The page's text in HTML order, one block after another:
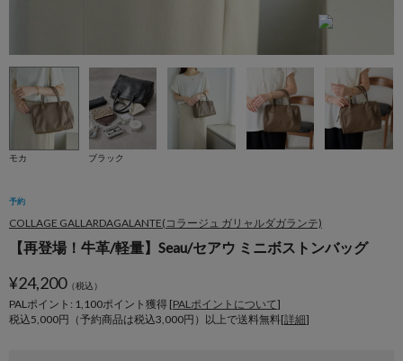
モカ ブラック
予約
COLLAGE GALLARDAGALANTE(コラージュ ガリャルダガランテ)
【再登場！牛革/軽量】Seau/セアウ ミニボストンバッグ
¥24,200（税込）
PALポイント: 1,100ポイント獲得 [PALポイントについて]
税込5,000円（予約商品は税込3,000円）以上で送料無料[詳細]